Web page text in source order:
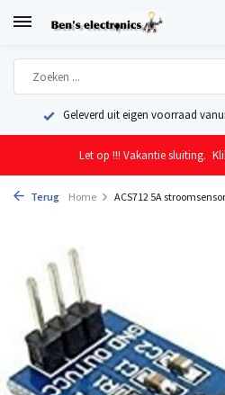
Geleverd uit eigen voorraad
Let op !!! Vakantie sluiting.
Terug Home ACS712 5A